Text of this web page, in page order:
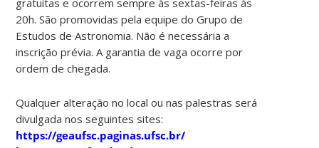
20h. São promovidas pela equipe do Grupo de
Estudos de Astronomia. Não é necessária a
inscrição prévia. A garantia de vaga ocorre por
ordem de chegada.
Qualquer alteração no local ou nas palestras será
divulgada nos seguintes sites:
https://geaufsc.paginas.ufsc.br/